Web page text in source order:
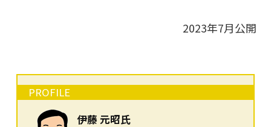
2023年7月公開
PROFILE
伊藤 元昭氏